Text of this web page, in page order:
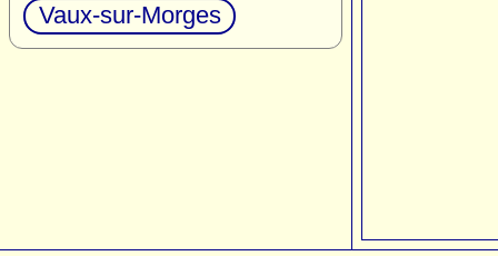
Vaux-sur-Morges